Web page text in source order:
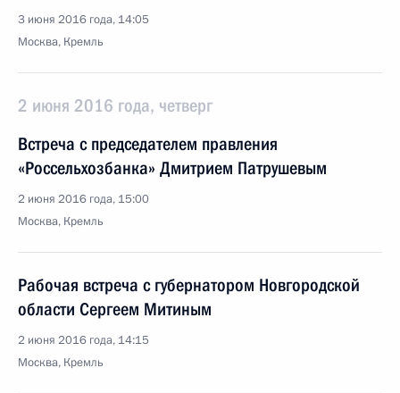
3 июня 2016 года, 14:05
Москва, Кремль
2 июня 2016 года, четверг
Встреча с председателем правления
«Россельхозбанка» Дмитрием Патрушевым
2 июня 2016 года, 15:00
Москва, Кремль
Рабочая встреча с губернатором Новгородской
области Сергеем Митиным
2 июня 2016 года, 14:15
Москва, Кремль